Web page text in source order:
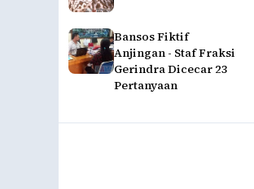
Bansos Fiktif
Anjingan - Staf Fraksi
Gerindra Dicecar 23
Pertanyaan